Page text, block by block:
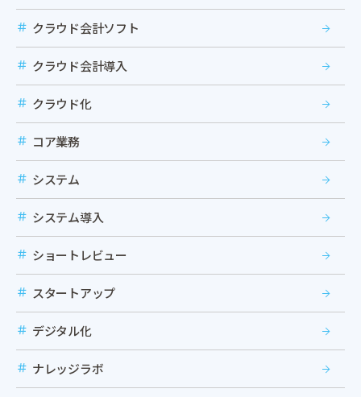
クラウド会計ソフト
クラウド会計導入
クラウド化
コア業務
システム
システム導入
ショートレビュー
スタートアップ
デジタル化
ナレッジラボ